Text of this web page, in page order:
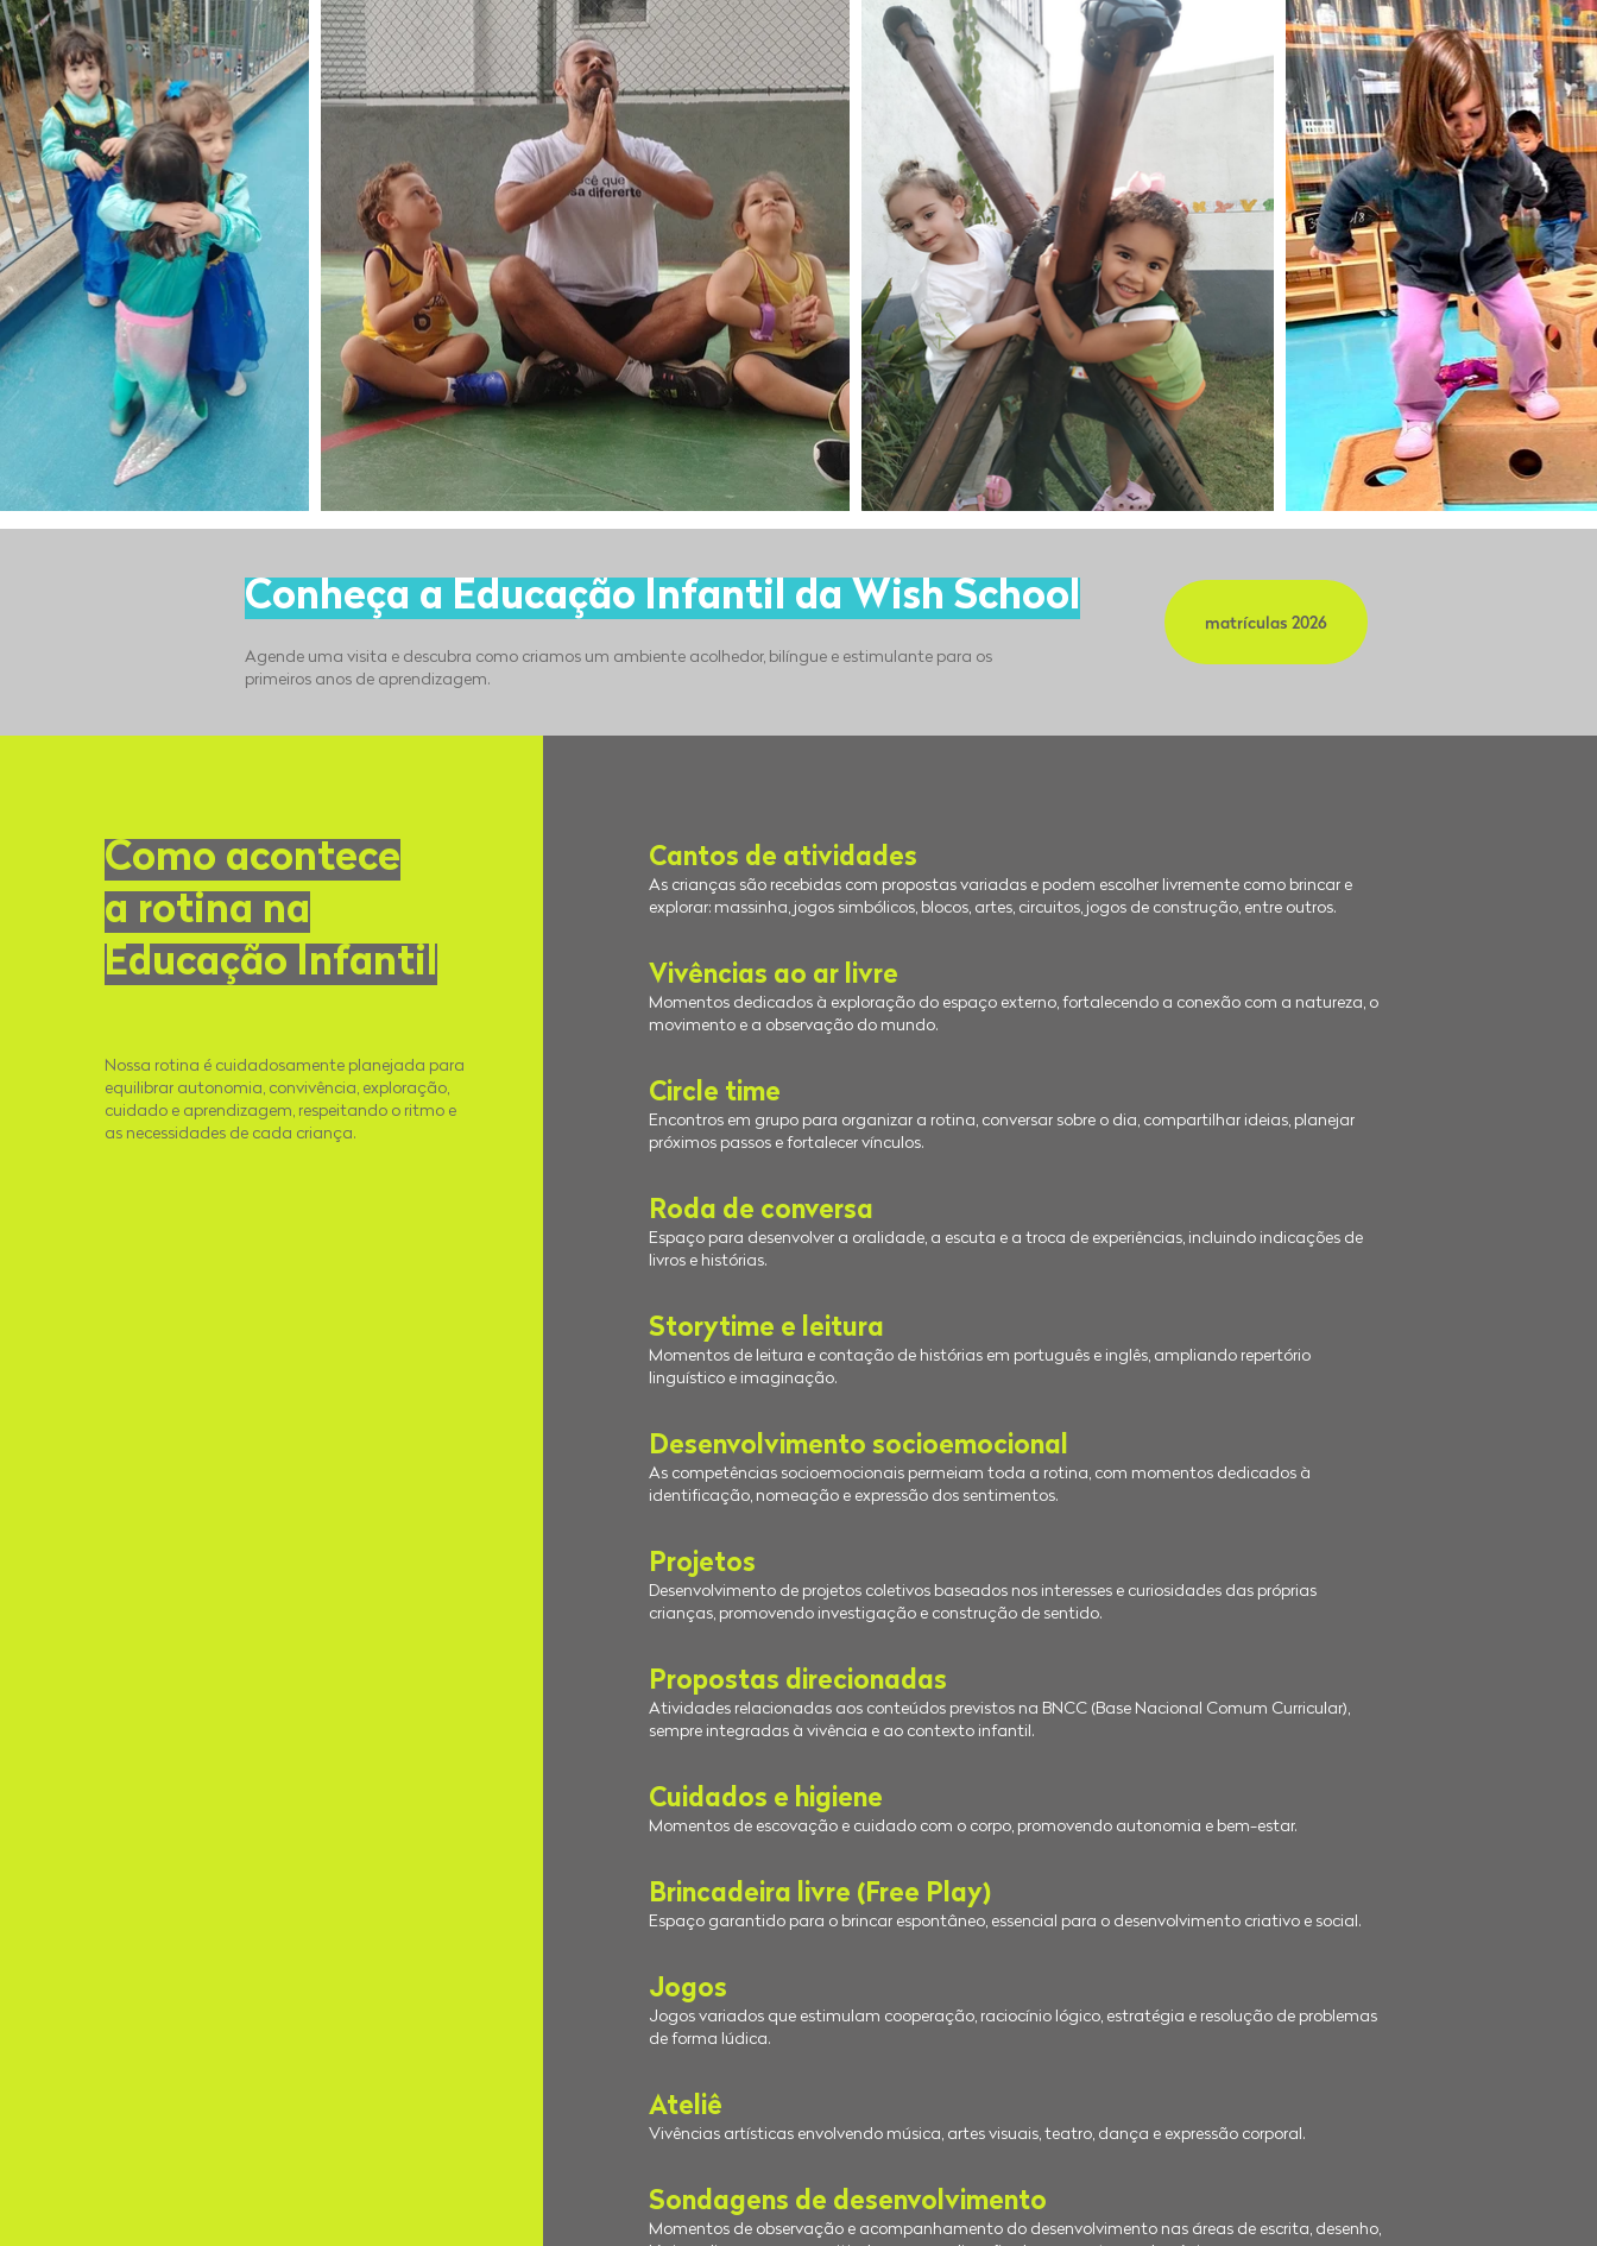
Conheça a Educação Infantil da Wish School
Agende uma visita e descubra como criamos um ambiente acolhedor, bilíngue e estimulante para os
primeiros anos de aprendizagem.
matrículas 2026
Como acontece
a rotina na
Educação Infantil
Nossa rotina é cuidadosamente planejada para
equilibrar autonomia, convivência, exploração,
cuidado e aprendizagem, respeitando o ritmo e
as necessidades de cada criança.
Cantos de atividades
As crianças são recebidas com propostas variadas e podem escolher livremente como brincar e
explorar: massinha, jogos simbólicos, blocos, artes, circuitos, jogos de construção, entre outros.
Vivências ao ar livre
Momentos dedicados à exploração do espaço externo, fortalecendo a conexão com a natureza, o
movimento e a observação do mundo.
Circle time
Encontros em grupo para organizar a rotina, conversar sobre o dia, compartilhar ideias, planejar
próximos passos e fortalecer vínculos.
Roda de conversa
Espaço para desenvolver a oralidade, a escuta e a troca de experiências, incluindo indicações de
livros e histórias.
Storytime e leitura
Momentos de leitura e contação de histórias em português e inglês, ampliando repertório
linguístico e imaginação.
Desenvolvimento socioemocional
As competências socioemocionais permeiam toda a rotina, com momentos dedicados à
identificação, nomeação e expressão dos sentimentos.
Projetos
Desenvolvimento de projetos coletivos baseados nos interesses e curiosidades das próprias
crianças, promovendo investigação e construção de sentido.
Propostas direcionadas
Atividades relacionadas aos conteúdos previstos na BNCC (Base Nacional Comum Curricular),
sempre integradas à vivência e ao contexto infantil.
Cuidados e higiene
Momentos de escovação e cuidado com o corpo, promovendo autonomia e bem-estar.
Brincadeira livre (Free Play)
Espaço garantido para o brincar espontâneo, essencial para o desenvolvimento criativo e social.
Jogos
Jogos variados que estimulam cooperação, raciocínio lógico, estratégia e resolução de problemas
de forma lúdica.
Ateliê
Vivências artísticas envolvendo música, artes visuais, teatro, dança e expressão corporal.
Sondagens de desenvolvimento
Momentos de observação e acompanhamento do desenvolvimento nas áreas de escrita, desenho,